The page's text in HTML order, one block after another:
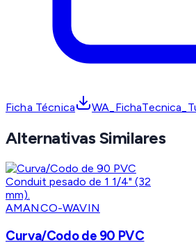
Ficha Técnica
Alternativas Similares
AMANCO-WAVIN
Curva/Codo de 90 PVC